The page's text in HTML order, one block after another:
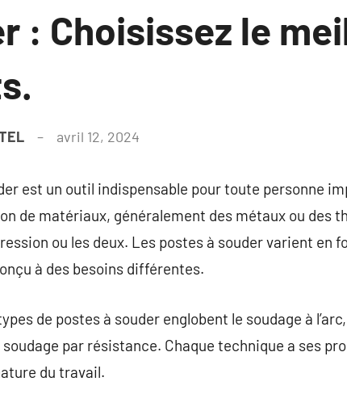
: Choisissez le
avril 12, 2024
est un outil indispensable pour toute personne
de matériaux, généralement des métaux ou des
ou les deux. Les postes à souder varient en
à des besoins différentes.
de postes à souder englobent le soudage à
soudage par résistance. Chaque technique a ses
du travail.